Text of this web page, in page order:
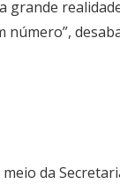
número”,
da